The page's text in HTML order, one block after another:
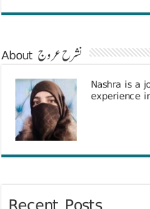
About نشرح عروج
Nashra is a
experience